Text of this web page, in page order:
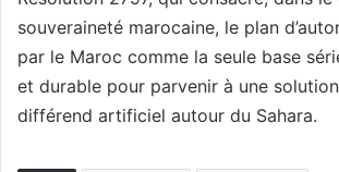
souveraineté marocaine, le plan
par le Maroc comme la seule base
et durable pour parvenir à une
différend artificiel autour du Sahara.